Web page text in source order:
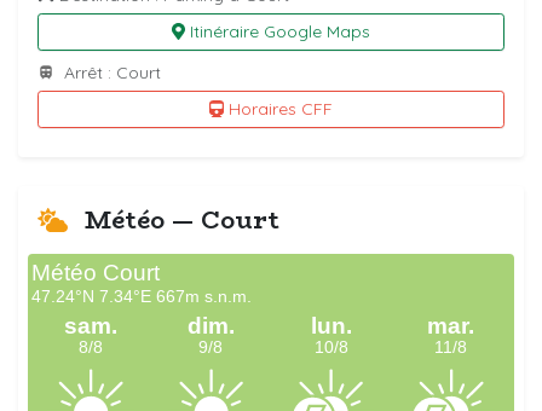
Itinéraire Google Maps
Arrêt : Court
Horaires CFF
Météo — Court